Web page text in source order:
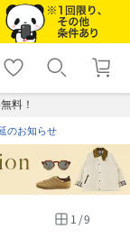
shopping_cart lock_outline
ログイン
料！
のお知らせ
1 /9